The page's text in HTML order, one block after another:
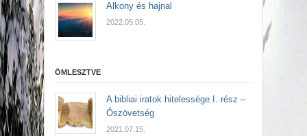
Alkony és hajnal
2022.05.05.
ÖMLESZTVE
A bibliai iratok hitelessége I. rész –
Ószövetség
2021.07.15.